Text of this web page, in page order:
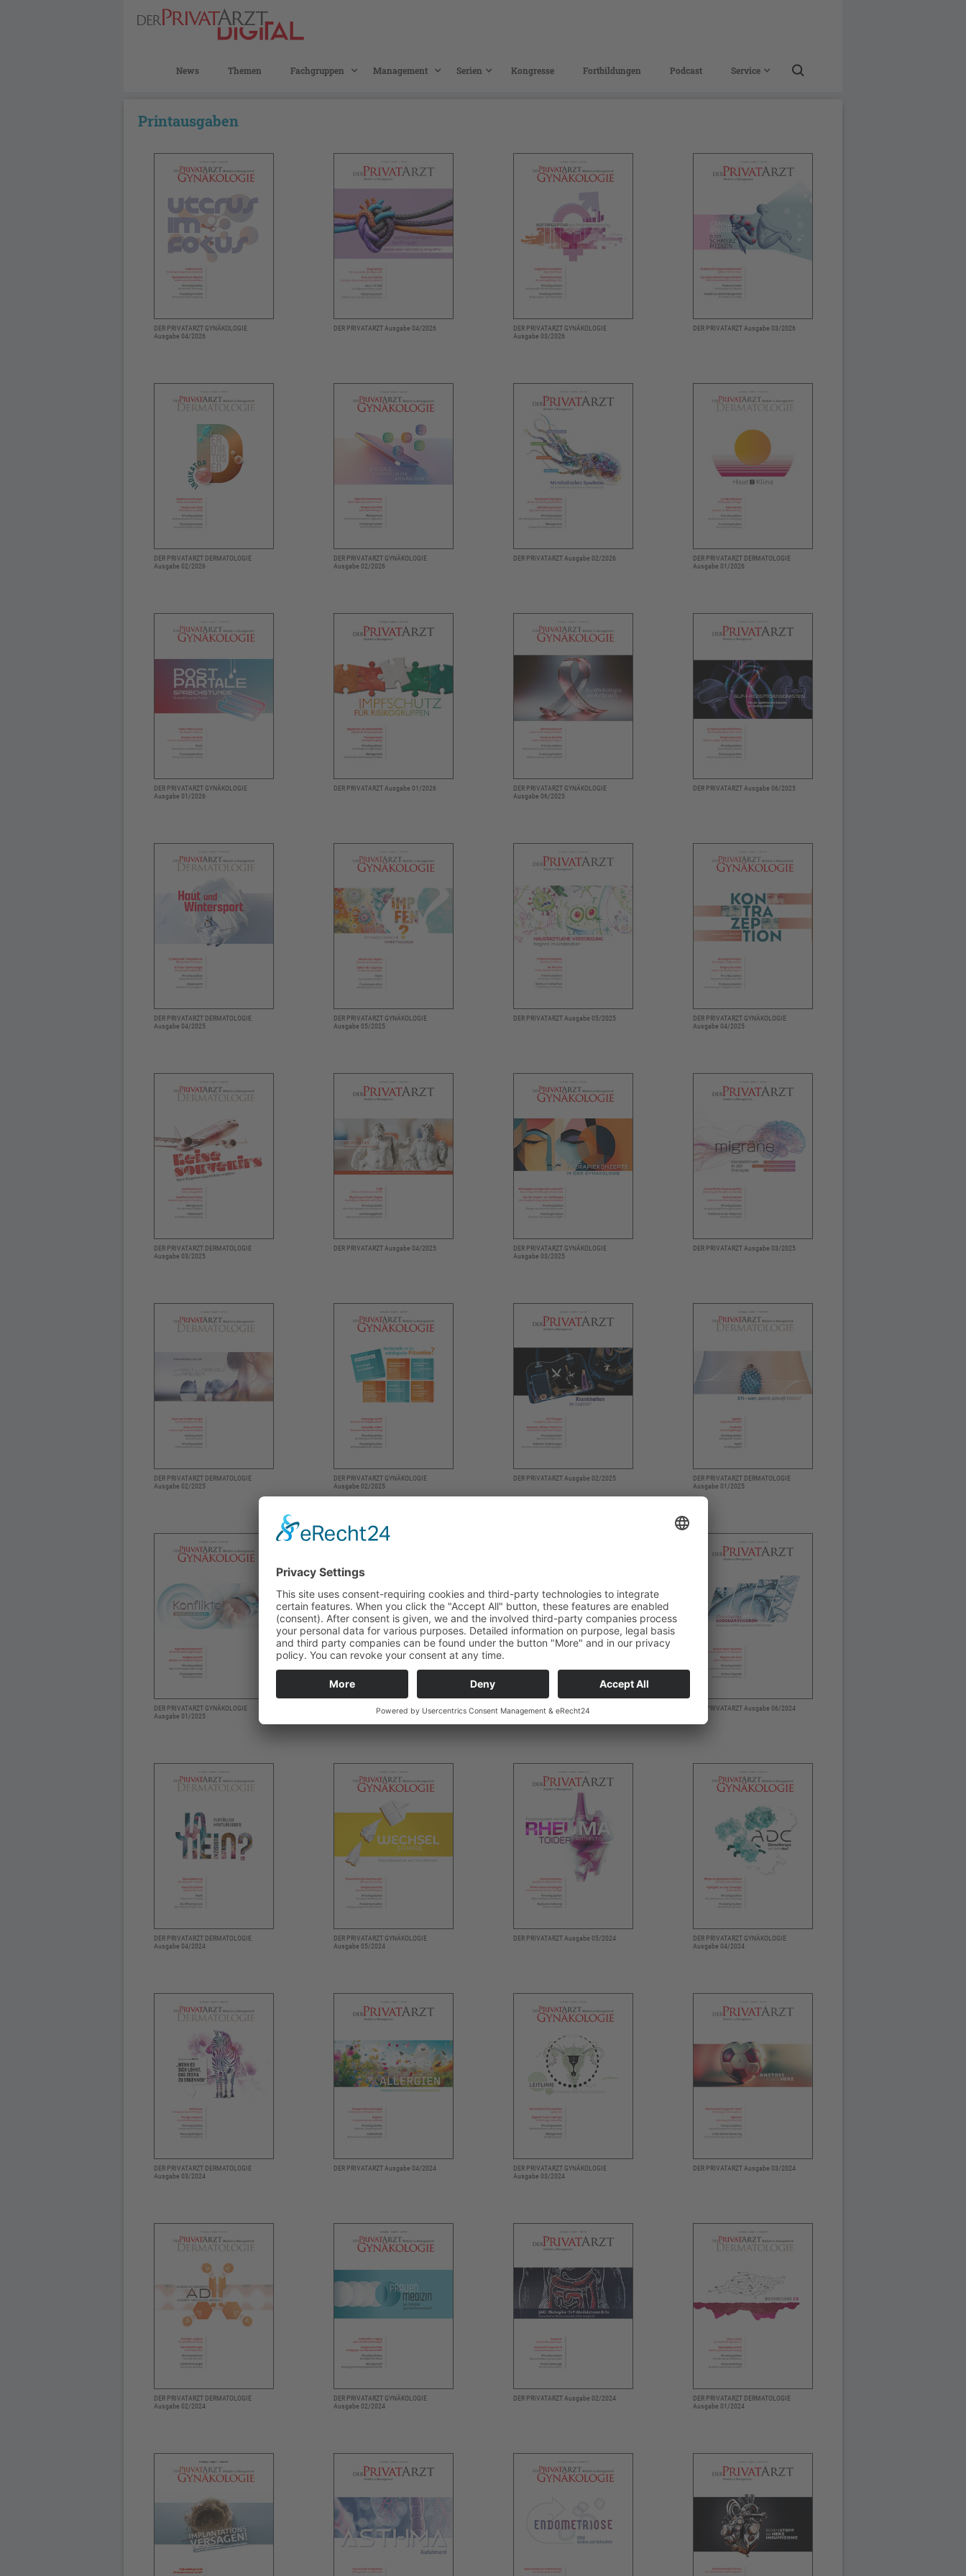
News Themen Fachgruppen Management Serien Kongresse Fortbildungen Podcast Service
Printausgaben
DER PRIVATARZT GYNÄKOLOGIE
Ausgabe 04/2026
DER PRIVATARZT Ausgabe 04/2026
DER PRIVATARZT GYNÄKOLOGIE
Ausgabe 03/2026
DER PRIVATARZT Ausgabe 03/2026
DER PRIVATARZT DERMATOLOGIE
Ausgabe 02/2026
DER PRIVATARZT GYNÄKOLOGIE
Ausgabe 02/2026
DER PRIVATARZT Ausgabe 02/2026
DER PRIVATARZT DERMATOLOGIE
Ausgabe 01/2026
DER PRIVATARZT GYNÄKOLOGIE
Ausgabe 01/2026
DER PRIVATARZT Ausgabe 01/2026
DER PRIVATARZT GYNÄKOLOGIE
Ausgabe 06/2025
DER PRIVATARZT Ausgabe 06/2025
DER PRIVATARZT DERMATOLOGIE
Ausgabe 04/2025
DER PRIVATARZT GYNÄKOLOGIE
Ausgabe 05/2025
DER PRIVATARZT Ausgabe 05/2025
DER PRIVATARZT GYNÄKOLOGIE
Ausgabe 04/2025
DER PRIVATARZT DERMATOLOGIE
Ausgabe 03/2025
DER PRIVATARZT Ausgabe 04/2025
DER PRIVATARZT GYNÄKOLOGIE
Ausgabe 03/2025
DER PRIVATARZT Ausgabe 03/2025
DER PRIVATARZT DERMATOLOGIE
Ausgabe 02/2025
DER PRIVATARZT GYNÄKOLOGIE
Ausgabe 02/2025
DER PRIVATARZT Ausgabe 02/2025
DER PRIVATARZT DERMATOLOGIE
Ausgabe 01/2025
DER PRIVATARZT GYNÄKOLOGIE
Ausgabe 01/2025
DER PRIVATARZT Ausgabe 01/2025
DER PRIVATARZT GYNÄKOLOGIE
Ausgabe 06/2024
DER PRIVATARZT Ausgabe 06/2024
DER PRIVATARZT DERMATOLOGIE
Ausgabe 04/2024
DER PRIVATARZT GYNÄKOLOGIE
Ausgabe 05/2024
DER PRIVATARZT Ausgabe 05/2024
DER PRIVATARZT GYNÄKOLOGIE
Ausgabe 04/2024
DER PRIVATARZT DERMATOLOGIE
Ausgabe 03/2024
DER PRIVATARZT Ausgabe 04/2024
DER PRIVATARZT GYNÄKOLOGIE
Ausgabe 03/2024
DER PRIVATARZT Ausgabe 03/2024
DER PRIVATARZT DERMATOLOGIE
Ausgabe 02/2024
DER PRIVATARZT GYNÄKOLOGIE
Ausgabe 02/2024
DER PRIVATARZT Ausgabe 02/2024
DER PRIVATARZT DERMATOLOGIE
Ausgabe 01/2024